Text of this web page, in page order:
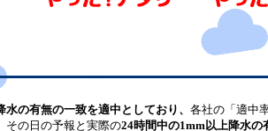
水の有無の一致を適中としており、 各社の「適中
の日の予報と実際の24時間中の1mm以上降水の